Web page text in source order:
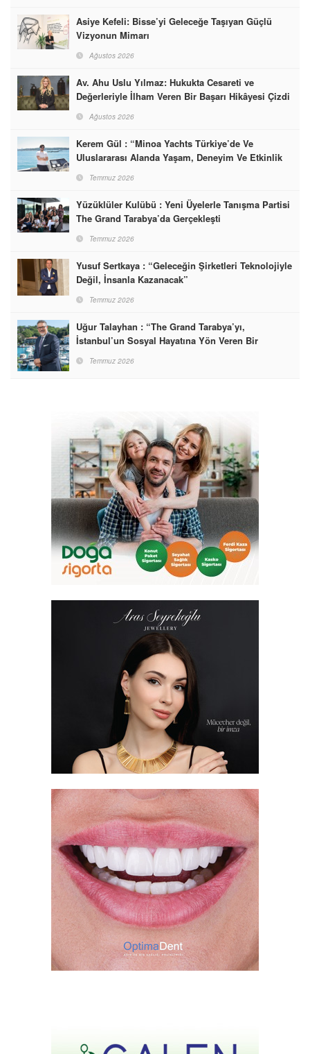
Asiye Kefeli: Bisse’yi Geleceğe Taşıyan Güçlü
Vizyonun Mimarı
Ağustos 2026
Av. Ahu Uslu Yılmaz: Hukukta Cesareti ve
Değerleriyle İlham Veren Bir Başarı Hikâyesi Çizdi
Ağustos 2026
Kerem Gül : “Minoa Yachts Türkiye’de Ve
Uluslararası Alanda Yaşam, Deneyim Ve Etkinlik
Markası Olacak”
Temmuz 2026
Yüzüklüler Kulübü : Yeni Üyelerle Tanışma Partisi
The Grand Tarabya’da Gerçekleşti
Temmuz 2026
Yusuf Sertkaya : “Geleceğin Şirketleri Teknolojiyle
Değil, İnsanla Kazanacak”
Temmuz 2026
Uğur Talayhan : “The Grand Tarabya’yı,
İstanbul’un Sosyal Hayatına Yön Veren Bir
Destinasyon Haline Getirmeyi Hedefliyorum”
Temmuz 2026